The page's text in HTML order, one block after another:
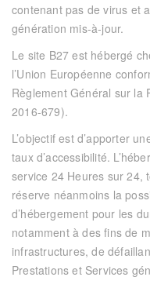
contenant pas de virus et
génération mis-à-jour.
Le site B27 est hébergé
l’Union Européenne
Règlement Général sur la
2016-679).
L’objectif est d’apporter
taux d’accessibilité.
service 24 Heures sur 24,
réserve néanmoins la
d’hébergement pour les
notamment à des fins de
infrastructures, de
Prestations et Services